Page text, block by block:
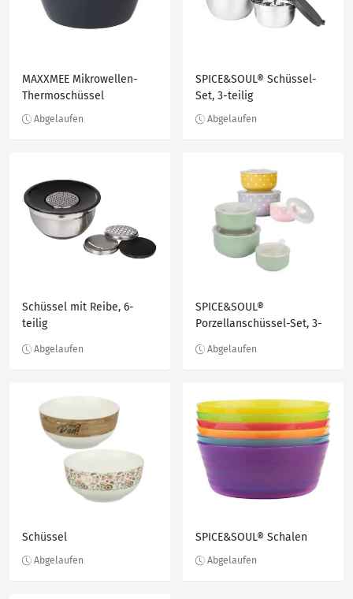
MAXXMEE Mikrowellen-
Thermoschüssel
SPICE&SOUL® Schüssel-
Set, 3-teilig
Schüssel mit Reibe, 6-
teilig
SPICE&SOUL®
Porzellanschüssel-Set, 3-
Schüssel SPICE&SOUL® Schalen